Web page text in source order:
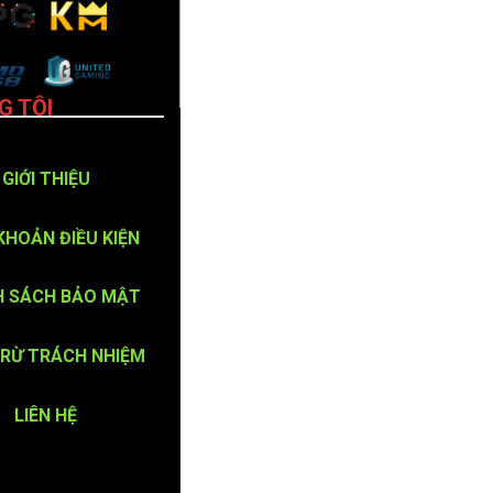
TÔI
GIỚI THIỆU
ĐIỀU KIỆN
SÁCH BẢO MẬT
TRÁCH NHIỆM
LIÊN HỆ